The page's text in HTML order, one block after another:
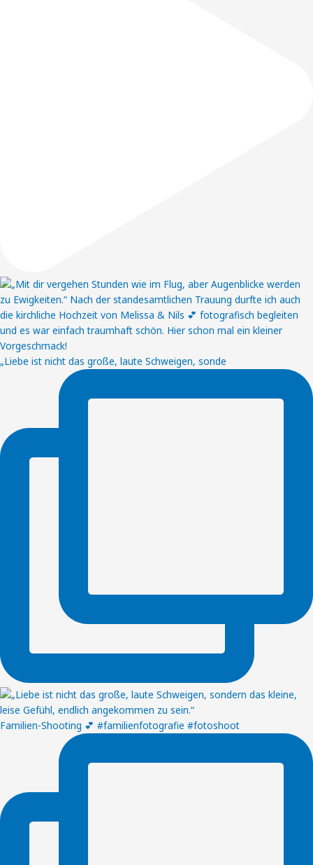
„Liebe ist nicht das große, laute Schweigen, sonde
Familien-Shooting 💕 #familienfotografie #fotoshoot